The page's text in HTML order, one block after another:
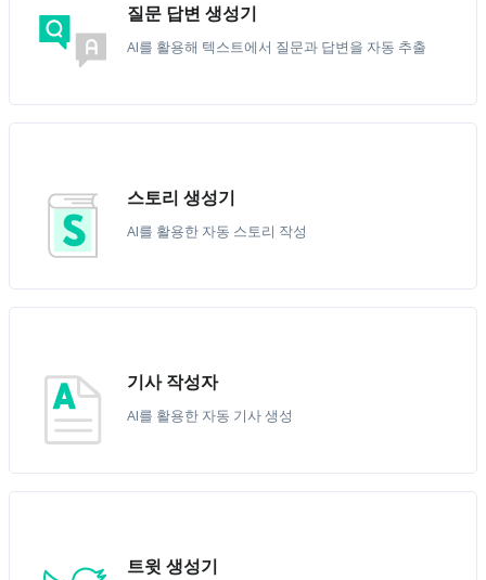
질문 답변 생성기
AI를 활용해 텍스트에서 질문과 답변을 자동 추출
스토리 생성기
AI를 활용한 자동 스토리 작성
기사 작성자
AI를 활용한 자동 기사 생성
트윗 생성기